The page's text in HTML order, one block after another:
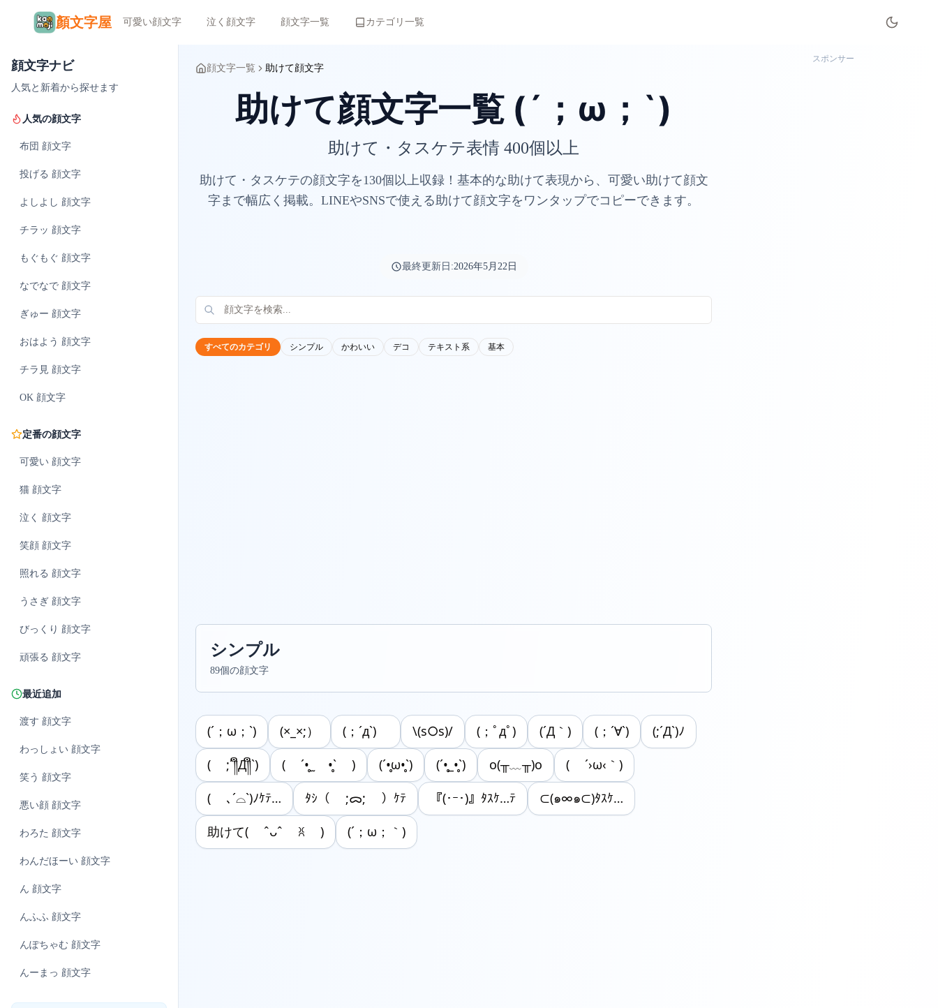
顏文字屋 可愛い顔文字 泣く顔文字 顔文字一覧 カテゴリ一覧
顔文字ナビ
人気と新着から探せます
人気の顔文字
布団 顔文字
投げる 顔文字
よしよし 顔文字
チラッ 顔文字
もぐもぐ 顔文字
なでなで 顔文字
ぎゅー 顔文字
おはよう 顔文字
チラ見 顔文字
OK 顔文字
定番の顔文字
可愛い 顔文字
猫 顔文字
泣く 顔文字
笑顔 顔文字
照れる 顔文字
うさぎ 顔文字
びっくり 顔文字
頑張る 顔文字
最近追加
渡す 顔文字
わっしょい 顔文字
笑う 顔文字
悪い顔 顔文字
わろた 顔文字
わんだほーい 顔文字
ん 顔文字
んふふ 顔文字
んぽちゃむ 顔文字
んーまっ 顔文字
顔文字一覧 助けて顔文字
助けて顔文字一覧 (´；ω；`)
助けて・タスケテ表情 400個以上
助けて・タスケテの顔文字を130個以上収録！基本的な助けて表現から、可愛い助けて顔文
字まで幅広く掲載。LINEやSNSで使える助けて顔文字をワンタップでコピーできます。
最終更新日:2026年5月22日
すべてのカテゴリ シンプル かわいい デコ テキスト系 基本
シンプル
89個の顔文字
(´；ω；`) (×_×;） (；´д`)ゞ \(s○s)/ (；ﾟдﾟ) (´Д｀) (；´∀`) (;´Д`)ﾉ
( ;´༎ຶД༎ຶ`) ‪( ´•̥ ̫ •̥` ) (´•̥ω•̥`) (´•̥_•̥`) o(╥﹏╥)o ( ´›ω‹｀)
( ､´⌓`)ﾉｹﾃ… ﾀｼ（ ;ᯅ; ）ｹﾃ 『(･ｰ･)』ﾀｽｹ…ﾃ ⊂(๑∞๑⊂)ﾀｽｹ…
助けて( ˆᴗˆ ꐦ ) (´；ω；｀)
スポンサー